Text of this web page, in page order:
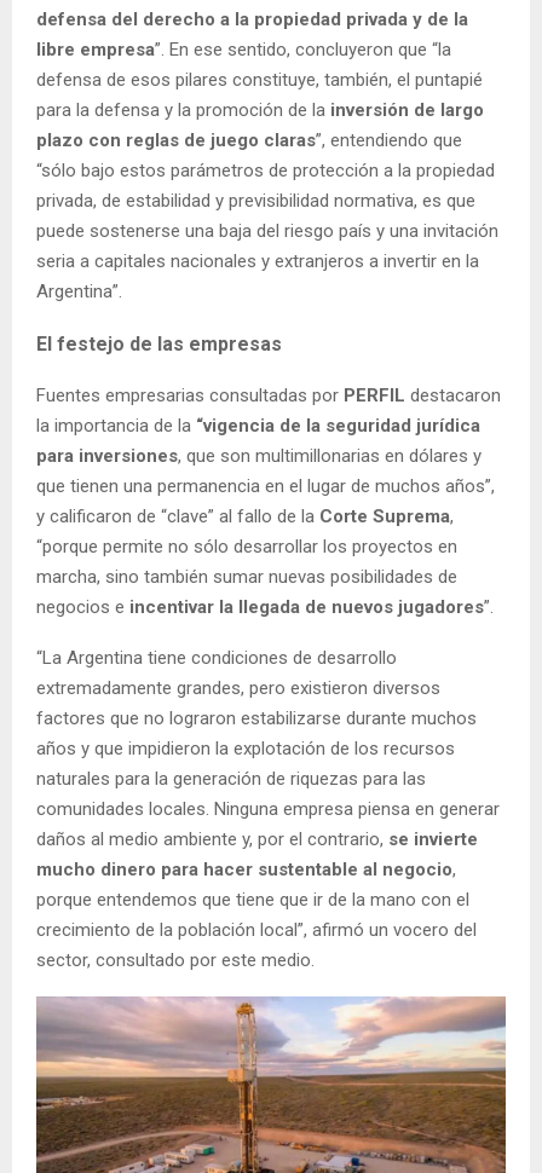
defensa del derecho a la propiedad privada y de la
libre empresa”. En ese sentido, concluyeron que “la
defensa de esos pilares constituye, también, el puntapié
para la defensa y la promoción de la inversión de largo
plazo con reglas de juego claras”, entendiendo que
“sólo bajo estos parámetros de protección a la propiedad
privada, de estabilidad y previsibilidad normativa, es que
puede sostenerse una baja del riesgo país y una invitación
seria a capitales nacionales y extranjeros a invertir en la
Argentina”.
El festejo de las empresas
Fuentes empresarias consultadas por PERFIL destacaron
la importancia de la “vigencia de la seguridad jurídica
para inversiones, que son multimillonarias en dólares y
que tienen una permanencia en el lugar de muchos años”,
y calificaron de “clave” al fallo de la Corte Suprema,
“porque permite no sólo desarrollar los proyectos en
marcha, sino también sumar nuevas posibilidades de
negocios e incentivar la llegada de nuevos jugadores”.
“La Argentina tiene condiciones de desarrollo
extremadamente grandes, pero existieron diversos
factores que no lograron estabilizarse durante muchos
años y que impidieron la explotación de los recursos
naturales para la generación de riquezas para las
comunidades locales. Ninguna empresa piensa en generar
daños al medio ambiente y, por el contrario, se invierte
mucho dinero para hacer sustentable al negocio,
porque entendemos que tiene que ir de la mano con el
crecimiento de la población local”, afirmó un vocero del
sector, consultado por este medio.